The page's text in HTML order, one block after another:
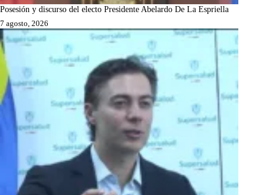
Posesión y discurso del electo Presidente Abelardo De La Espriella
7 agosto, 2026